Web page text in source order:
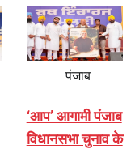
पंजाब
‘आप’ आगामी पंजाब
विधानसभा चुनाव के